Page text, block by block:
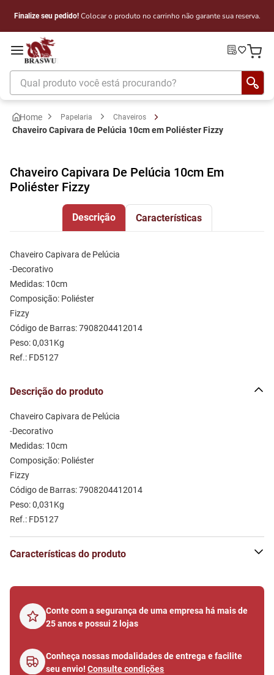
Finalize seu pedido!Colocar o produto no carrinho não garante sua reserva.
Qual produto você está procurando?
Papelaria Chaveiros
Chaveiro Capivara de Pelúcia 10cm em Poliéster Fizzy
Chaveiro Capivara De Pelúcia 10cm Em
Poliéster Fizzy
Descrição Características
Chaveiro Capivara de Pelúcia
-Decorativo
Medidas: 10cm
Composição: Poliéster
Fizzy
Código de Barras: 7908204412014
Peso: 0,031Kg
Ref.: FD5127
Descrição do produto
Chaveiro Capivara de Pelúcia
-Decorativo
Medidas: 10cm
Composição: Poliéster
Fizzy
Código de Barras: 7908204412014
Peso: 0,031Kg
Ref.: FD5127
Características do produto
Conte com a segurança de uma empresa há mais de
25 anos e possui 2 lojas
Conheça nossas modalidades de entrega e facilite
seu envio!Consulte condições